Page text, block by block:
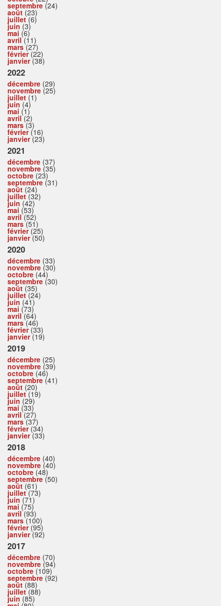
septembre (24)
août (23)
juillet(6)
juin (3)
mai (6)
avril(11)
mars(27)
février(22)
janvier(38)
2022
décembre (29)
novembre (25)
juillet (1)
juin (4)
mai (1)
avril(2)
mars(3)
février(16)
janvier(23)
2021
décembre (37)
novembre (35)
octobre (23)
septembre (31)
août (24)
juillet(32)
juin (42)
mai (53)
avril(52)
mars(51)
février(25)
janvier(50)
2020
décembre (33)
novembre (30)
octobre (44)
septembre (30)
août (35)
juillet(24)
juin (41)
mai (73)
avril(64)
mars(46)
février(33)
janvier(19)
2019
décembre (25)
novembre (39)
octobre (46)
septembre (41)
août (20)
juillet(19)
juin (29)
mai (33)
avril(27)
mars(37)
février(34)
janvier(33)
2018
décembre (40)
novembre (40)
octobre (48)
septembre (50)
août (61)
juillet(73)
juin (71)
mai (75)
avril(93)
mars(100)
février(95)
janvier(92)
2017
décembre (70)
novembre (94)
octobre (109)
septembre (92)
août (88)
juillet(88)
juin (85)